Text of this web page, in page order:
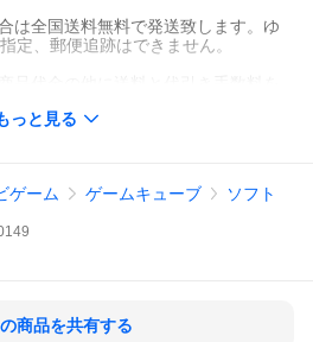
は全国送料無料で発送致します。ゆ
定、郵便追跡はできません。
っと見る
ゲーム ゲームキューブ ソフト
商品を共有する